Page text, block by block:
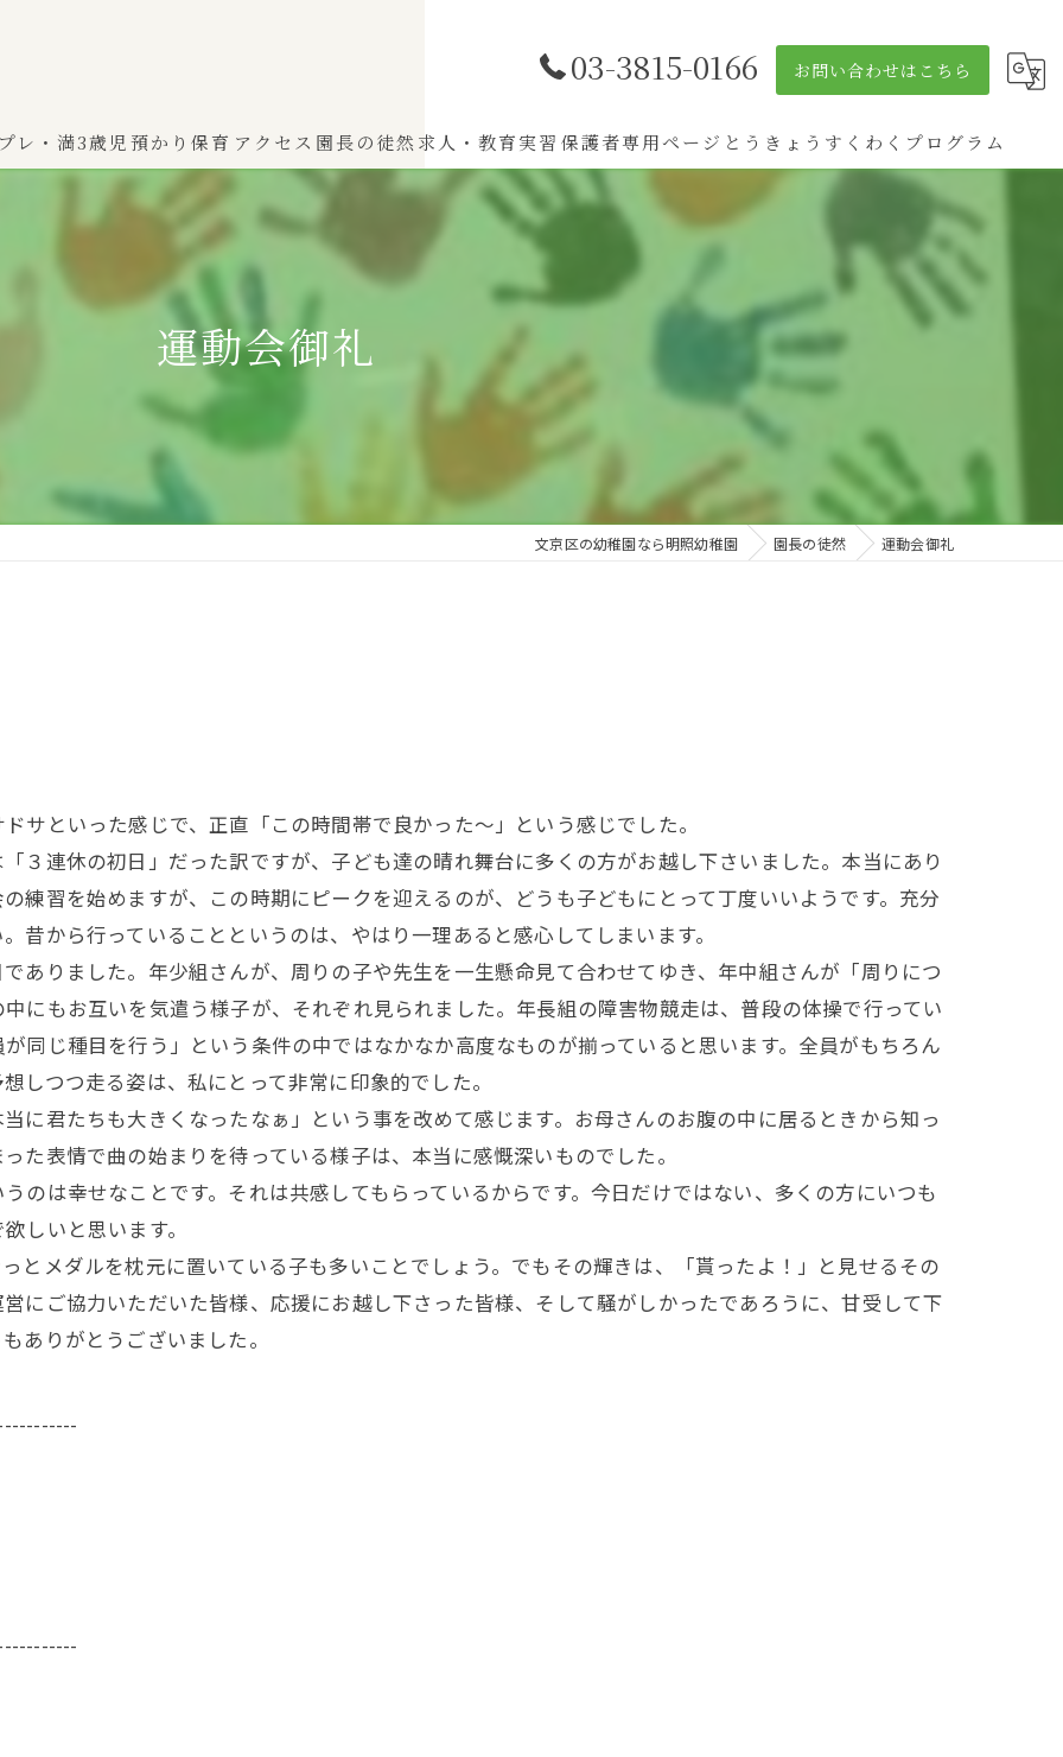
03-3815-0166 お問い合わせはこちら
プレ・満3歳児
わかば（0～2歳児）
ひよこぐみ（1〜2歳児）
ふたばぐみ(満3歳児)
預かり保育 アクセス 園長の徒然 求人・教育実習 保護者専用ページ とうきょうすくわくプログラム
運動会御礼
文京区の幼稚園なら明照幼稚園 園長の徒然 運動会御礼
サといった感じで、正直「この時間帯で良かった〜」という感じでした。
３連休の初日」だった訳ですが、子ども達の晴れ舞台に多くの方がお越し下さいました。本当にあり
練習を始めますが、この時期にピークを迎えるのが、どうも子どもにとって丁度いいようです。充分
昔から行っていることというのは、やはり一理あると感心してしまいます。
ありました。年少組さんが、周りの子や先生を一生懸命見て合わせてゆき、年中組さんが「周りにつ
にもお互いを気遣う様子が、それぞれ見られました。年長組の障害物競走は、普段の体操で行ってい
同じ種目を行う」という条件の中ではなかなか高度なものが揃っていると思います。全員がもちろん
しつつ走る姿は、私にとって非常に印象的でした。
に君たちも大きくなったなぁ」という事を改めて感じます。お母さんのお腹の中に居るときから知っ
た表情で曲の始まりを待っている様子は、本当に感慨深いものでした。
のは幸せなことです。それは共感してもらっているからです。今日だけではない、多くの方にいつも
しいと思います。
とメダルを枕元に置いている子も多いことでしょう。でもその輝きは、「貰ったよ！」と見せるその
にご協力いただいた皆様、応援にお越し下さった皆様、そして騒がしかったであろうに、甘受して下
ありがとうございました。